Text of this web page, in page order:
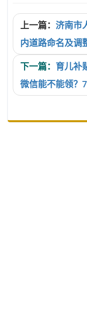
上一篇： 济南市
内道路命名及调
下一篇： 育儿补
微信能不能领？